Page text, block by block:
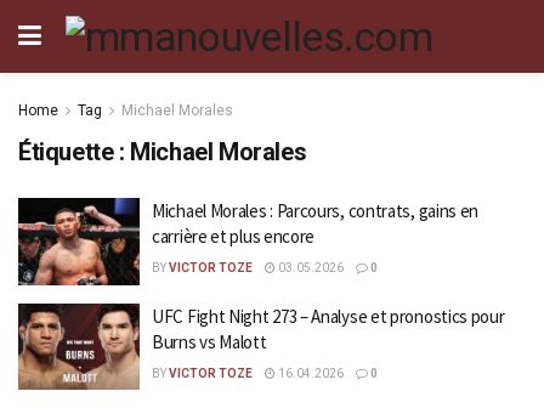
Home Tag Michael Morales
Étiquette : Michael Morales
Michael Morales : Parcours, contrats, gains en
carrière et plus encore
BYVICTOR TOZE 03.05.2026 0
UFC Fight Night 273 – Analyse et pronostics pour
Burns vs Malott
BYVICTOR TOZE 16.04.2026 0